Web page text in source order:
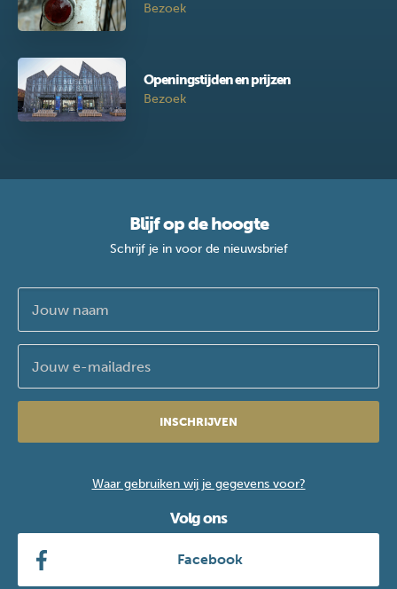
Bezoek
Openingstijden en prijzen
Bezoek
Blijf op de hoogte
Schrijf je in voor de nieuwsbrief
INSCHRIJVEN
Waar gebruiken wij je gegevens voor?
Volg ons
Facebook